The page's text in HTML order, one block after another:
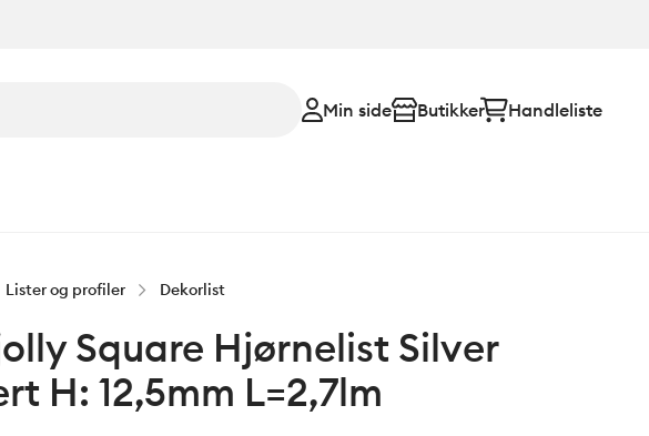
Min side Butikker Handleliste
Lister og profiler Dekorlist
Square Hjørnelist Silver
H: 12,5mm L=2,7lm